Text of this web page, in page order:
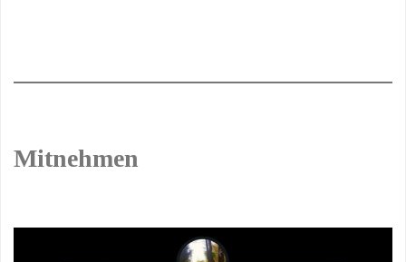
Mitnehmen